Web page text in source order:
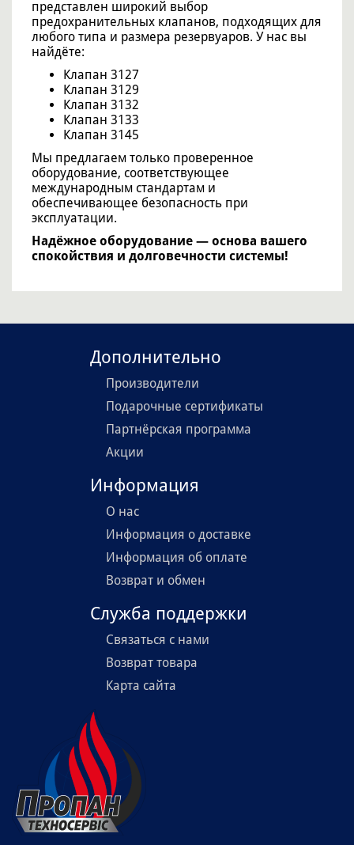
представлен широкий выбор
предохранительных клапанов, подходящих для
любого типа и размера резервуаров. У нас вы
найдёте:
Клапан 3127
Клапан 3129
Клапан 3132
Клапан 3133
Клапан 3145
Мы предлагаем только проверенное
оборудование, соответствующее
международным стандартам и
обеспечивающее безопасность при
эксплуатации.
Надёжное оборудование — основа вашего
спокойствия и долговечности системы!
Дополнительно
Производители
Подарочные сертификаты
Партнёрская программа
Акции
Информация
О нас
Информация о доставке
Информация об оплате
Возврат и обмен
Служба поддержки
Связаться с нами
Возврат товара
Карта сайта